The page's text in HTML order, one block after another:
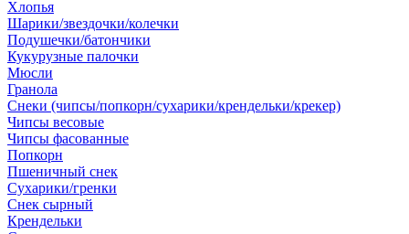
Хлопья
Шарики/звездочки/колечки
Подушечки/батончики
Кукурузные палочки
Мюсли
Гранола
Снеки (чипсы/попкорн/сухарики/крендельки/крекер)
Чипсы весовые
Чипсы фасованные
Попкорн
Пшеничный снек
Сухарики/гренки
Снек сырный
Крендельки